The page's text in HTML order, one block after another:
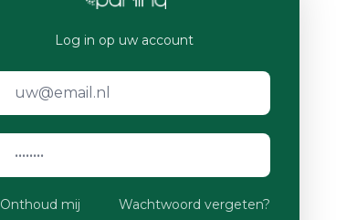
Log in op uw account
Onthoud mij Wachtwoord vergeten?